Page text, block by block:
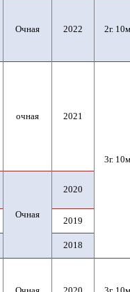
Очная 2022 2г.
очная 2021
3г.
Очная
2020
2019
2018